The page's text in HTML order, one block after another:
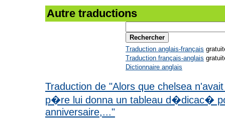
Autre traductions
Traduction anglais-français
Traduction français-anglais
Dictionnaire anglais
Traduction de "Alors que chelsea
p�re lui donna un tableau d�dicac�
anniversaire,..."